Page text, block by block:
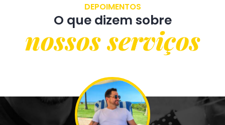
DEPOIMENTOS
O que dizem sobre
nossos serviços